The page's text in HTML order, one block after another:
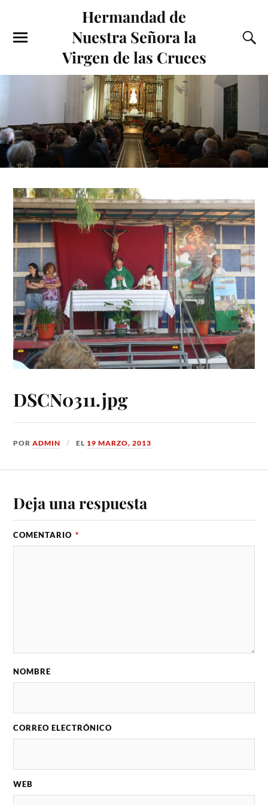
Hermandad de
Nuestra Señora la
Virgen de las Cruces
DSCN0311.jpg
PORADMIN EL 19 MARZO, 2013
Deja una respuesta
COMENTARIO *
NOMBRE
CORREO ELECTRÓNICO
WEB